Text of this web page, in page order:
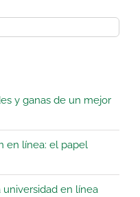
y ganas de un mejor
en línea: el papel
en línea